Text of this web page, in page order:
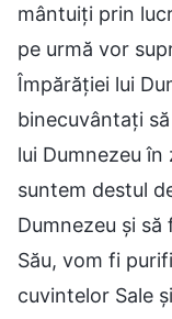
mântuiţi prin
pe urmă vor
Împărăţiei lui
binecuvântaţi
lui Dumnezeu în
suntem destul
Dumnezeu şi
Său, vom fi
cuvintelor Sale